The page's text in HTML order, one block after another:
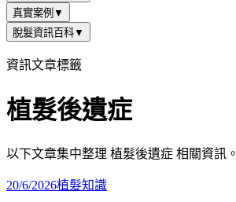
真實案例 ▼
脫髮資訊百科▼
資訊文章標籤
植髮後遺症
以下文章集中整理 植髮後遺症 相關資訊
20/6/2026植髮知識